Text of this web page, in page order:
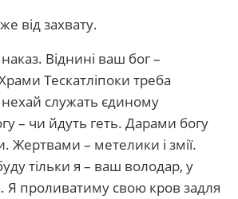
від захвату.
Віднині ваш бог –
Тескатліпоки треба
служать єдиному
– чи йдуть геть. Дарами богу
Жертвами – метелики і змії.
тільки я – ваш володар, у
Я проливатиму свою кров задля